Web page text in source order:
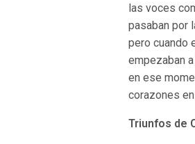
las voces
pasaban por
pero cuando
empezaban
en ese
corazones
Triunfos de